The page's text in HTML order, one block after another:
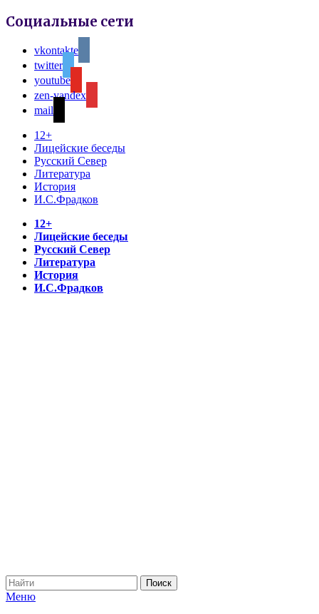
Социальные сети
vkontakte
twitter
youtube
zen-yandex
mail
12+
Лицейские беседы
Русский Север
Литература
История
И.С.Фрадков
12+
Лицейские беседы
Русский Север
Литература
История
И.С.Фрадков
Меню